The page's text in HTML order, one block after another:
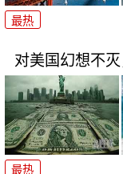
最热
对美国幻想不
最热